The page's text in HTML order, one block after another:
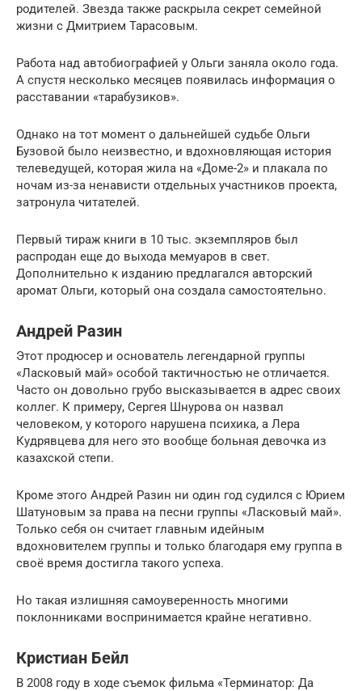
родителей. Звезда также раскрыла секрет семейной
жизни с Дмитрием Тарасовым.
Работа над автобиографией у Ольги заняла около года.
А спустя несколько месяцев появилась информация о
расставании «тарабузиков».
Однако на тот момент о дальнейшей судьбе Ольги
Бузовой было неизвестно, и вдохновляющая история
телеведущей, которая жила на «Доме-2» и плакала по
ночам из-за ненависти отдельных участников проекта,
затронула читателей.
Первый тираж книги в 10 тыс. экземпляров был
распродан еще до выхода мемуаров в свет.
Дополнительно к изданию предлагался авторский
аромат Ольги, который она создала самостоятельно.
Андрей Разин
Этот продюсер и основатель легендарной группы
«Ласковый май» особой тактичностью не отличается.
Часто он довольно грубо высказывается в адрес своих
коллег. К примеру, Сергея Шнурова он назвал
человеком, у которого нарушена психика, а Лера
Кудрявцева для него это вообще больная девочка из
казахской степи.
Кроме этого Андрей Разин ни один год судился с Юрием
Шатуновым за права на песни группы «Ласковый май».
Только себя он считает главным идейным
вдохновителем группы и только благодаря ему группа в
своё время достигла такого успеха.
Но такая излишняя самоуверенность многими
поклонниками воспринимается крайне негативно.
Кристиан Бейл
В 2008 году в ходе съемок фильма «Терминатор: Да